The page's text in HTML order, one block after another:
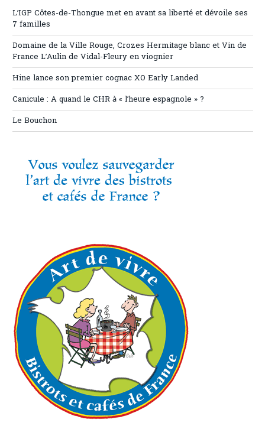
L’IGP Côtes-de-Thongue met en avant sa liberté et dévoile ses
7 familles
Domaine de la Ville Rouge, Crozes Hermitage blanc et Vin de
France L’Aulin de Vidal-Fleury en viognier
Hine lance son premier cognac XO Early Landed
Canicule : A quand le CHR à « l’heure espagnole » ?
Le Bouchon